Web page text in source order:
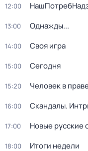
12:00
13:00 Однажды...
14:00 Своя игра
15:00 Сегодня
15:20 Человек в
16:00 Скандалы.
17:00 Новые русские
18:00 Итоги недели